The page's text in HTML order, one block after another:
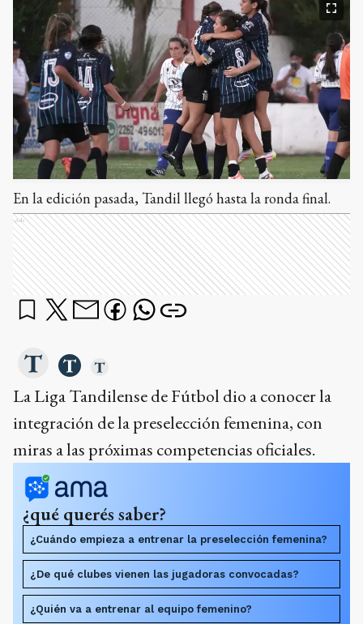
En la edición pasada, Tandil llegó hasta la ronda final.
Ads
La Liga Tandilense de Fútbol dio a conocer la
integración de la preselección femenina, con
miras a las próximas competencias oficiales.
¿qué querés saber?
¿Cuándo empieza a entrenar la preselección femenina?
¿De qué clubes vienen las jugadoras convocadas?
¿Quién va a entrenar al equipo femenino?